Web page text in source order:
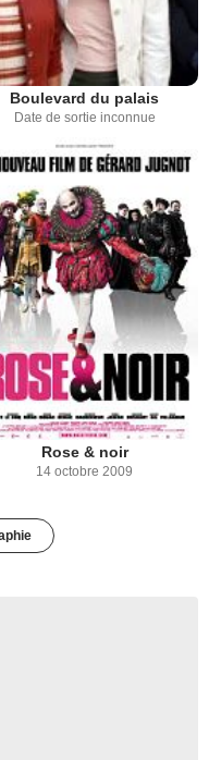
Boulevard du palais
Date de sortie inconnue
Rose & noir
14 octobre 2009